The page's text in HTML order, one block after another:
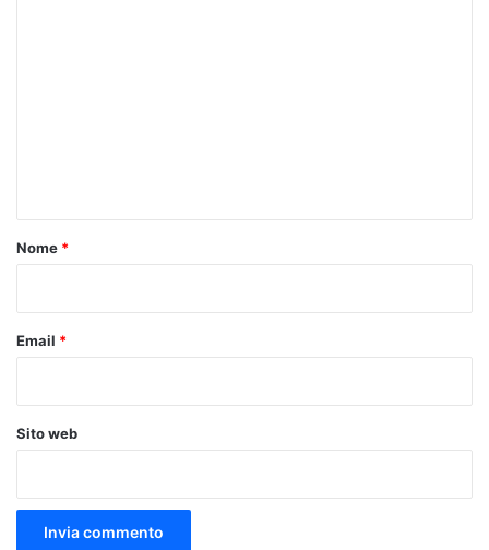
o
Nome *
Email *
Sito web